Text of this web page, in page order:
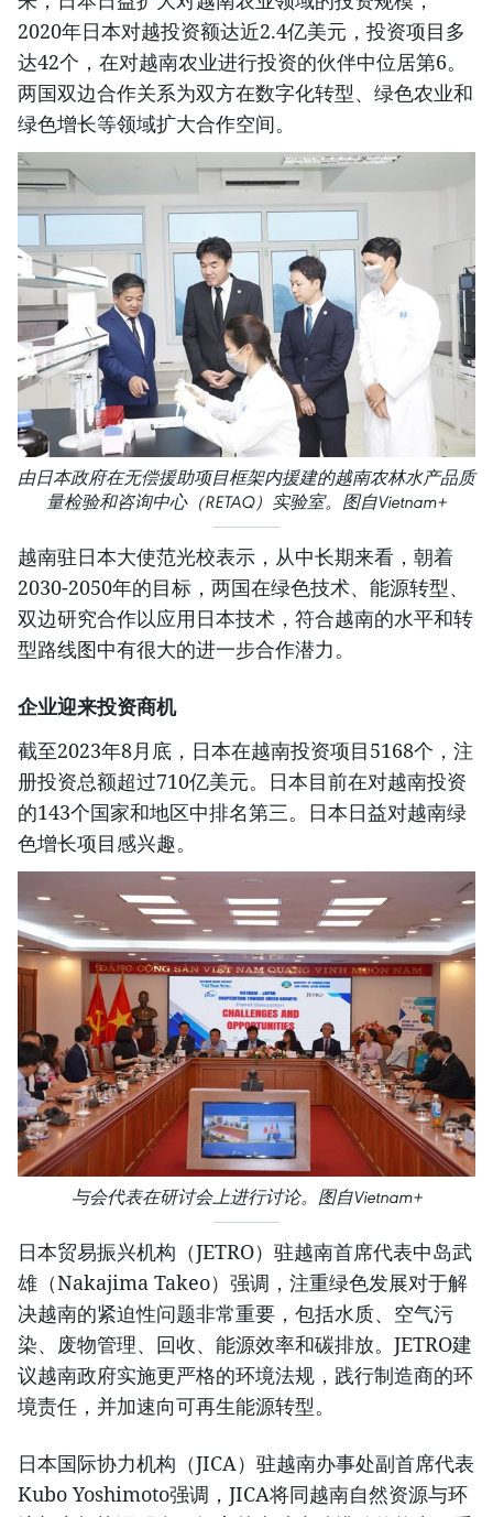
2020年日本对越投资额达近2.4亿美元，投资项目多
达42个，在对越南农业进行投资的伙伴中位居第6。
两国双边合作关系为双方在数字化转型、绿色农业和
绿色增长等领域扩大合作空间。
由日本政府在无偿援助项目框架内援建的越南农林水产品质
量检验和咨询中心（RETAQ）实验室。图自Vietnam+
越南驻日本大使范光校表示，从中长期来看，朝着
2030-2050年的目标，两国在绿色技术、能源转型、
双边研究合作以应用日本技术，符合越南的水平和转
型路线图中有很大的进一步合作潜力。
企业迎来投资商机
截至2023年8月底，日本在越南投资项目5168个，注
册投资总额超过710亿美元。日本目前在对越南投资
的143个国家和地区中排名第三。日本日益对越南绿
色增长项目感兴趣。
与会代表在研讨会上进行讨论。图自Vietnam+
日本贸易振兴机构（JETRO）驻越南首席代表中岛武
雄（Nakajima Takeo）强调，注重绿色发展对于解
决越南的紧迫性问题非常重要，包括水质、空气污
染、废物管理、回收、能源效率和碳排放。JETRO建
议越南政府实施更严格的环境法规，践行制造商的环
境责任，并加速向可再生能源转型。
日本国际协力机构（JICA）驻越南办事处副首席代表
Kubo Yoshimoto强调，JICA将同越南自然资源与环